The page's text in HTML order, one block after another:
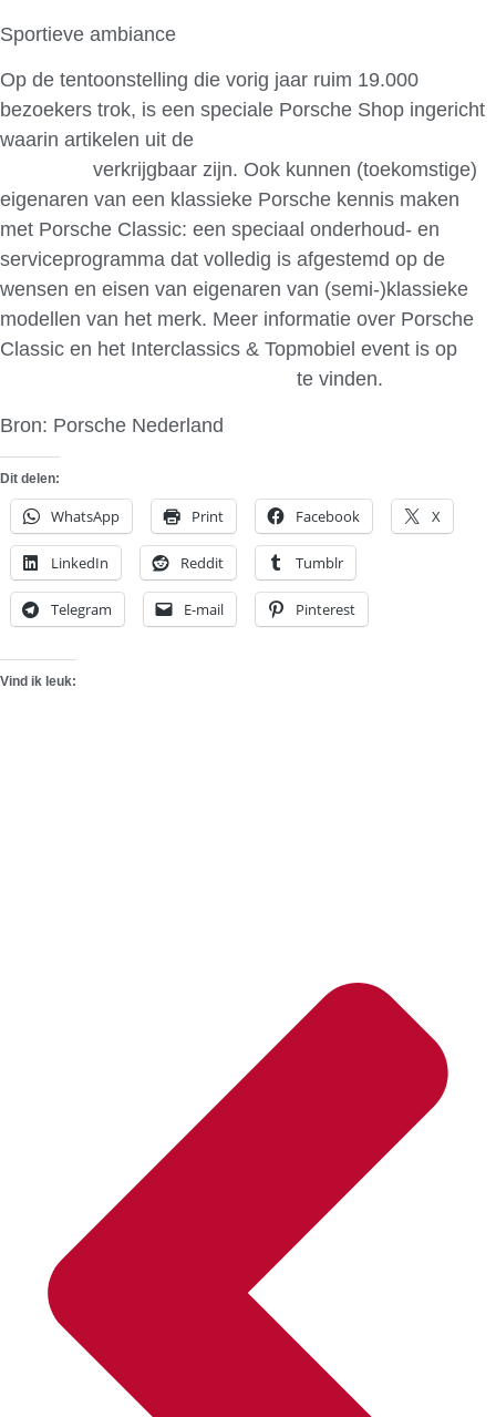
Sportieve ambiance
Op de tentoonstelling die vorig jaar ruim 19.000
bezoekers trok, is een speciale Porsche Shop ingericht
waarin artikelen uit de
verkrijgbaar zijn. Ook kunnen (toekomstige)
eigenaren van een klassieke Porsche kennis maken
met Porsche Classic: een speciaal onderhoud- en
serviceprogramma dat volledig is afgestemd op de
wensen en eisen van eigenaren van (semi-)klassieke
modellen van het merk. Meer informatie over Porsche
Classic en het Interclassics & Topmobiel event is op
te vinden.
Bron: Porsche Nederland
Dit delen:
WhatsApp Print Facebook X
LinkedIn Reddit Tumblr
Telegram E-mail Pinterest
Vind ik leuk: